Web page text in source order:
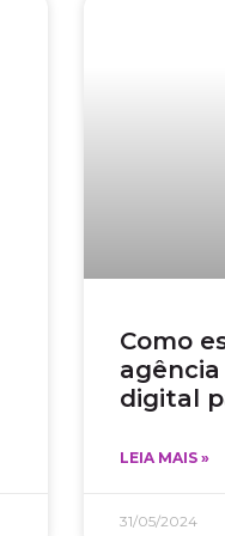
Como
digital
LEIA MAIS »
31/05/2024